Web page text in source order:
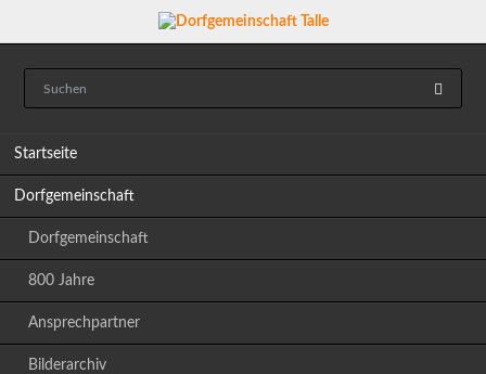
Startseite
Dorfgemeinschaft
Dorfgemeinschaft
800 Jahre
Ansprechpartner
Bilderarchiv